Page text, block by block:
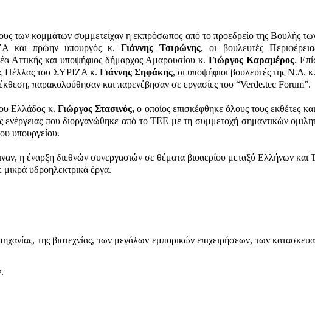
των κομμάτων συμμετείχαν η εκπρόσωπος από το προεδρείο της Βουλής
και πρώην υπουργός κ.Γιάννης Τσιρώνης, οι βουλευτές
Αττικής και υποψήφιος δήμαρχος Αμαρουσίου κ. Γιώργος Καραμέρος.
Πέλλας του ΣΥΡΙΖΑ κ. Γιάννης Σηφάκης, οι υποψήφιοι βουλευτές της Ν.Δ.
παρακολούθησαν και παρενέβησαν σε εργασίες του “Verde.tec Forum”.
Ελλάδος κ. Γιώργος Στασινός,ο οποίος επισκέφθηκε όλους τους εκθέτες
που διοργανώθηκε από το ΤΕΕ με τη συμμετοχή σημαντικών
υπουργείου.
η έναρξη διεθνών συνεργασιών σε θέματα βιοαερίου μεταξύ Ελλήνων
υδροηλεκτρικά έργα.
της βιοτεχνίας, των μεγάλων εμπορικών επιχειρήσεων, των